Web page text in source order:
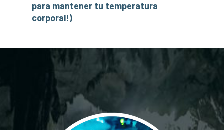
para mantener tu temperatura
corporal!)